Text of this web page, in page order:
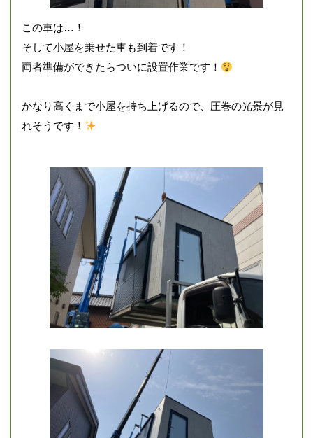
この車は…！
そして小屋を乗せた車も到着です！
両者準備ができたらついに設置作業です！
かなり高くまで小屋を持ち上げるので、圧巻の光景が見
れそうです！